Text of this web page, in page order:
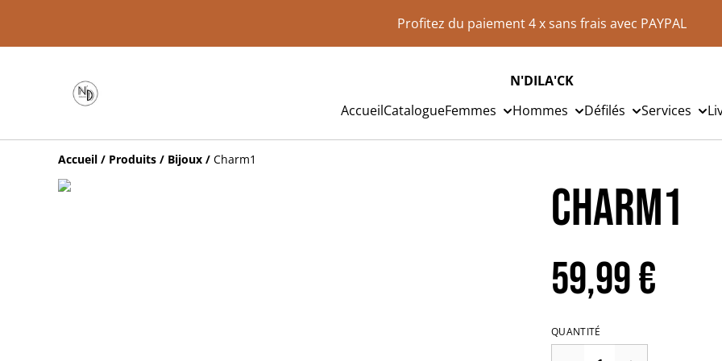
Profitez du paiement 4 x sans frais avec PAYPAL
N'DILA'CK
AccueilCatalogueFemmes Hommes Défilés Services
Accueil / Produits / Bijoux / Charm1
Charm1
59,99 €
QUANTITÉ